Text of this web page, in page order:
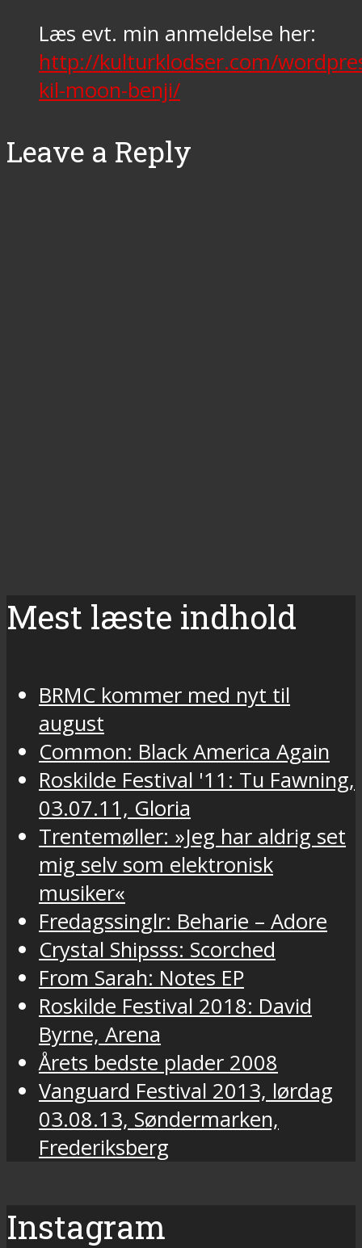
Læs evt. min anmeldelse her:
http://kulturklodser.com/
kil-moon-benji/
Leave a Reply
Mest læste indhold
BRMC kommer med nyt til
august
Common: Black America Again
Roskilde Festival '11: Tu Fawning,
03.07.11, Gloria
Trentemøller: »Jeg har aldrig set
mig selv som elektronisk
musiker«
Fredagssinglr: Beharie – Adore
Crystal Shipsss: Scorched
From Sarah: Notes EP
Roskilde Festival 2018: David
Byrne, Arena
Årets bedste plader 2008
Vanguard Festival 2013, lørdag
03.08.13, Søndermarken,
Frederiksberg
Instagram